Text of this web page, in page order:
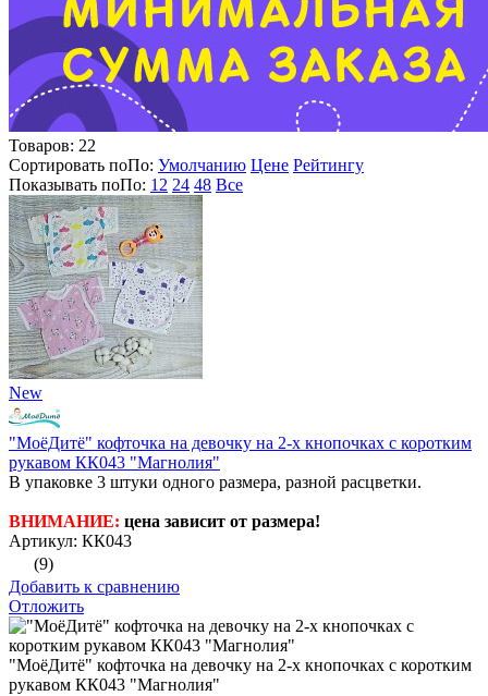
Товаров: 22
Сортировать поПо: Умолчанию Цене Рейтингу
Показывать поПо: 12 24 48 Все
New
"МоёДитё" кофточка на девочку на 2-х кнопочках с коротким
рукавом КК043 "Магнолия"
В упаковке 3 штуки одного размера, разной расцветки.
ВНИМАНИЕ: цена зависит от размера!
Артикул: КК043
(9)
Добавить к сравнению
Отложить
"МоёДитё" кофточка на девочку на 2-х кнопочках с коротким
рукавом КК043 "Магнолия"